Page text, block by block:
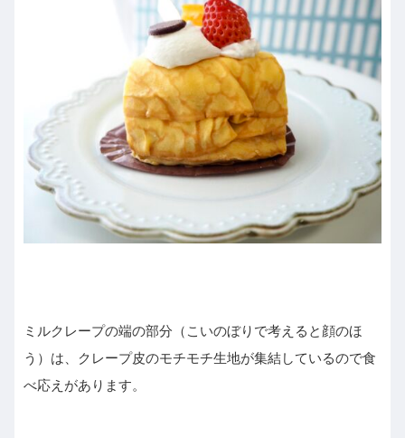
ミルクレープの端の部分（こいのぼりで考えると顔のほ
う）は、クレープ皮のモチモチ生地が集結しているので食
べ応えがあります。